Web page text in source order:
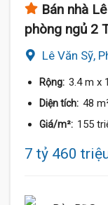
Bán nhà
phòng ngủ 2
Lê Văn Sỹ,
Rộng: 3.4 m x
Diện tích: 48
Giá/m²: 155
7 tỷ 460